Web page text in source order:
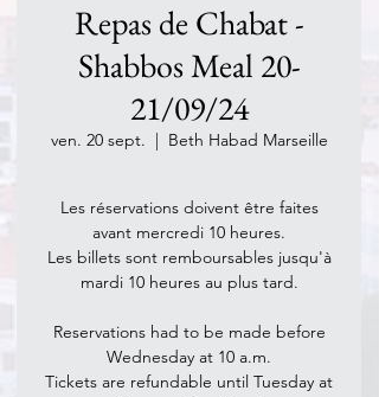
Repas de Chabat -
Shabbos Meal 20-
21/09/24
ven. 20 sept.
  |
Beth Habad Marseille
Les réservations doivent être faites
avant mercredi 10 heures.
Les billets sont remboursables jusqu'à
mardi 10 heures au plus tard.
Reservations had to be made before
Wednesday at 10 a.m.
Tickets are refundable until Tuesday at